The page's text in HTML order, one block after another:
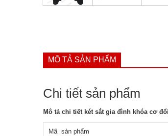
MÔ TẢ SẢN PHẨM
Chi tiết sản phẩm
Mô tả chi tiết két sắt gia đình khóa cơ
Mã sản phẩm